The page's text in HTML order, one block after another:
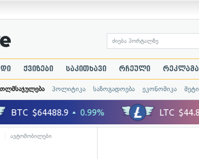
ქვიზები საკითხავი რჩეული რეკლამა
პოლიტიკა საზოგადოება ეკონომიკა მეტი
ავტომობილები